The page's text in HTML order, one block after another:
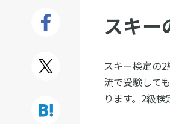
スキー
スキー検定の
流で受験して
ります。2級検